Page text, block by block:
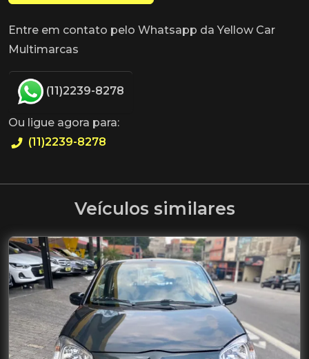
Entre em contato pelo Whatsapp da Yellow Car
Multimarcas
(11)2239-8278
Ou ligue agora para:
(11)2239-8278
Veículos similares